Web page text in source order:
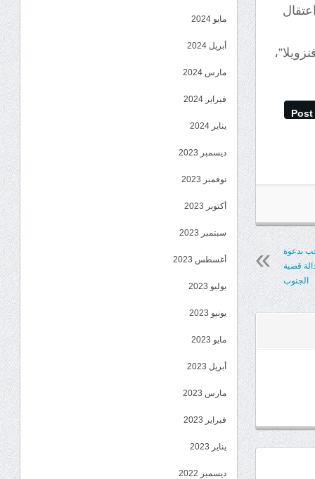
Post
بدعوة
قضية
الجنوب
مايو 2024
أبريل 2024
مارس 2024
فبراير 2024
يناير 2024
ديسمبر 2023
نوفمبر 2023
أكتوبر 2023
سبتمبر 2023
أغسطس 2023
يوليو 2023
يونيو 2023
مايو 2023
أبريل 2023
مارس 2023
فبراير 2023
يناير 2023
ديسمبر 2022